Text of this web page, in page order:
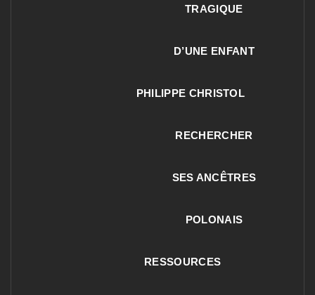
TRAGIQUE
D’UNE ENFANT
PHILIPPE CHRISTOL
RECHERCHER
SES ANCÊTRES
POLONAIS
RESSOURCES